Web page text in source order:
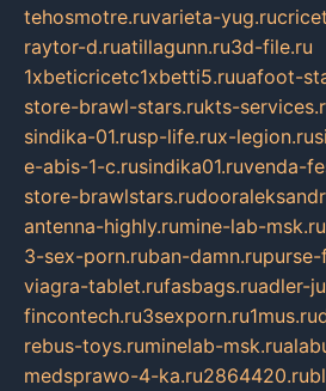
tehosmotre.ruvarieta-yug.ru
raytor-d.ruatillagunn.ru3d-file.ru
1xbeticricetc1xbetti5.ruuafoot-
store-brawl-stars.rukts-
sindika-01.rusp-life.rux-legion.ru
e-abis-1-c.rusindika01.ruvenda-
store-brawlstars.ru
antenna-highly.rumine-lab-msk.ru
3-sex-porn.ruban-damn.ru
viagra-tablet.rufasbags.ruadler-
fincontech.ru3sexporn.ru1mus.ru
rebus-toys.ruminelab-msk.ru
medsprawo-4-ka.ru2864420.ru